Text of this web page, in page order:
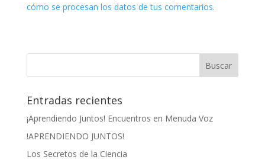
cómo se procesan los datos de tus comentarios.
Entradas recientes
¡Aprendiendo Juntos! Encuentros en Menuda Voz
!APRENDIENDO JUNTOS!
Los Secretos de la Ciencia